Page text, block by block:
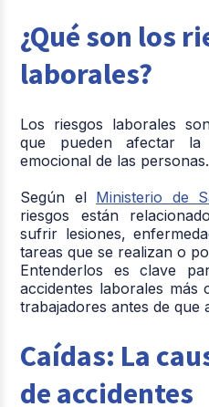
¿Qué son los
laborales?
Los riesgos laborales
que pueden afectar
emocional de las personas.
Según el Ministerio de
riesgos están
sufrir lesiones,
tareas que se realizan o
Entenderlos es clave
accidentes laborales más
trabajadores antes de que
Caídas: La
de accidentes